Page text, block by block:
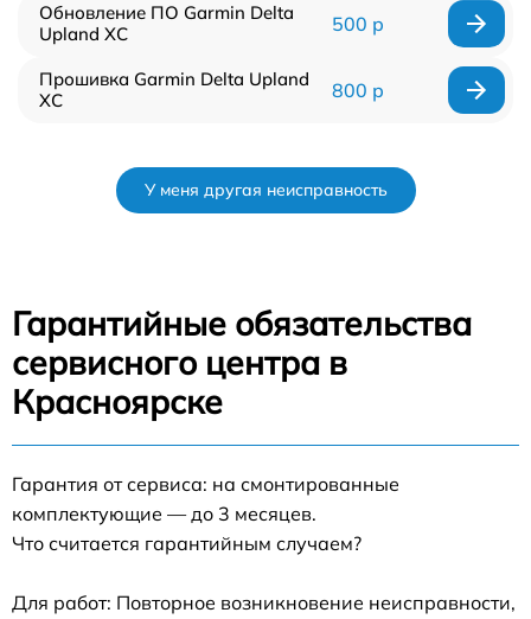
Обновление ПО Garmin Delta
Upland XC
500 р
Прошивка Garmin Delta Upland
XC
800 р
У меня другая неисправность
Гарантийные обязательства
сервисного центра в
Красноярске
Гарантия от сервиса: на смонтированные
комплектующие — до 3 месяцев.
Что считается гарантийным случаем?
Для работ: Повторное возникновение неисправности,